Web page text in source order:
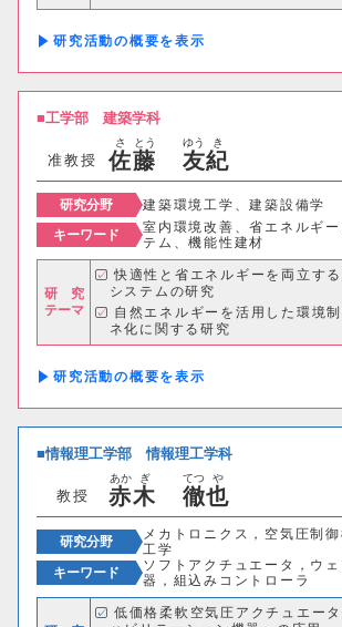
研究活動の概要
工学部 建築学科
准教授 佐
さ
藤
とう
友
ゆう
紀
き
研究分野
建築環境工学、建築設備学
キーワード
室内環境改善、省エネルギ
テム、機能性建材
研 究
テーマ
快適性と省エネルギーを両立す
システムの研究
自然エネルギーを活用した環境
ネ化に関する研究
調湿・蓄熱建材を活用した住宅
に関する研究 など
研究活動の概要
情報理工学部情報理工学科
教授 赤
あか
木
ぎ
徹
てつ
也
や
研究分野
メカトロニクス，空気圧制
工学
キーワード
ソフトアクチュエータ，ウ
器，組込みコントローラ
低価格柔軟空気圧アクチュエー